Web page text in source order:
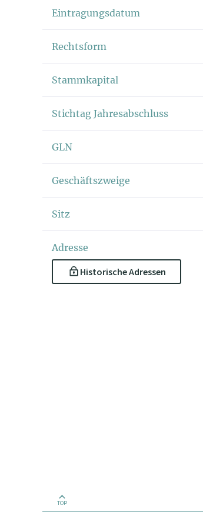
Eintragungsdatum
Rechtsform
Stammkapital
Stichtag Jahresabschluss
GLN
Geschäftszweige
Sitz
Adresse
Historische Adressen
TOP